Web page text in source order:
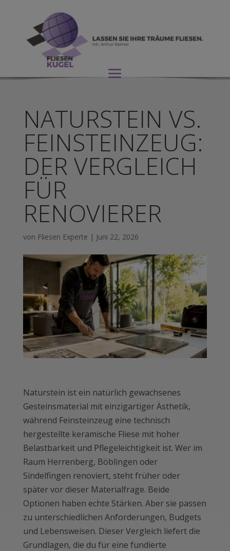
NATURSTEIN VS.
FEINSTEINZEUG:
DER VERGLEICH
FÜR
RENOVIERER
von Fliesen Experte | Juni 22, 2026
Naturstein ist ein natürlich gewachsenes
Gesteinsmaterial mit einzigartiger Ästhetik,
während Feinsteinzeug eine technisch
hergestellte keramische Fliese mit hoher
Belastbarkeit und Pflegeleichtigkeit ist. Wer im
Raum Herrenberg, Böblingen oder
Sindelfingen renoviert, steht früher oder
später vor dieser Materialfrage. Beide
Optionen haben echte Stärken. Aber sie passen
zu unterschiedlichen Anforderungen, Budgets
und Lebensweisen. Dieser Vergleich liefert die
Grundlagen, die du für eine fundierte